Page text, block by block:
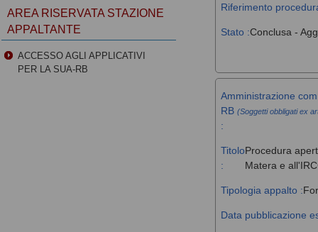
Riferimento
Stato :Conclusa -
Amministrazione
RB (Soggetti obbligati ex
:
Titolo
:
Procedura
Matera e
Tipologia appalto :
Data pubblicazione
AREA RISERVATA STAZIONE
APPALTANTE
ACCESSO AGLI APPLICATIVI
PER LA SUA-RB